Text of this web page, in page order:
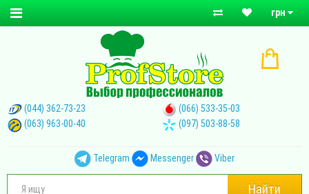
грн
(044) 362-73-23
(066) 533-35-03
(063) 963-00-40
(097) 503-88-58
Telegram Messenger Viber
Найти